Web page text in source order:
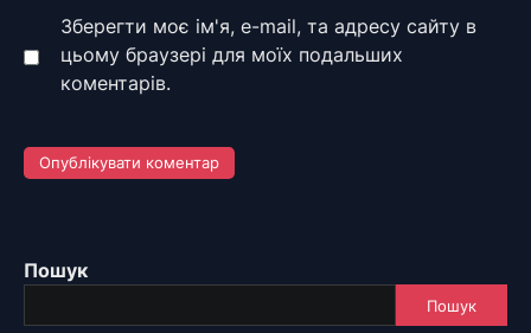
Зберегти моє ім'я, e-mail, та адресу сайту в
цьому браузері для моїх подальших
коментарів.
Пошук
Пошук